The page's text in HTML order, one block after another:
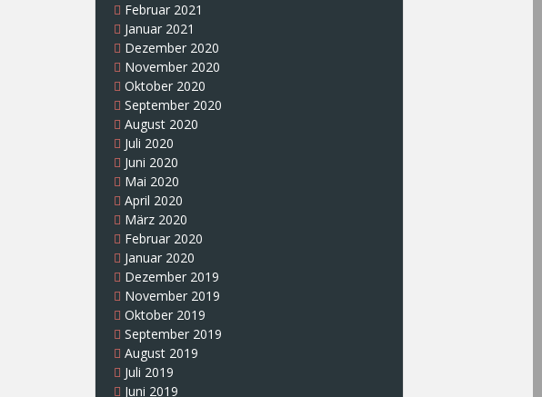
Februar 2021
Januar 2021
Dezember 2020
November 2020
Oktober 2020
September 2020
August 2020
Juli 2020
Juni 2020
Mai 2020
April 2020
März 2020
Februar 2020
Januar 2020
Dezember 2019
November 2019
Oktober 2019
September 2019
August 2019
Juli 2019
Juni 2019